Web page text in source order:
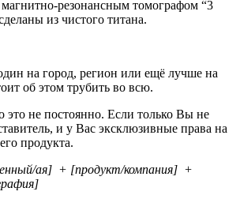
резонансным томографом “3
из чистого титана.
на город, регион или ещё лучше на
об этом трубить во всю.
это не постоянно. Если только Вы не
и у Вас эксклюзивные права на
продукта.
ая] + [продукт/компания] +